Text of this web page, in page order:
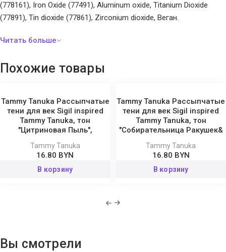
(778161), Iron Oxide (77491), Aluminum oxide, Titanium Dioxide
(77891), Тin dioxide (77861), Zirconium dioxide, Веган.
Похожие товары
Tammy Tanuka Рассыпчатые
тени для век Sigil inspired
Tammy Tanuka, тон
"Цитриновая Пыль",
Tammy Tanuka
16.80 BYN
В корзину
Tammy Tanuka Рассыпчатые
тени для век Sigil inspired
Tammy Tanuka, тон
"Собирательница Ракушек&
Tammy Tanuka
16.80 BYN
В корзину
Вы смотрели